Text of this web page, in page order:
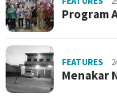
Program
FEATURES
Menakar